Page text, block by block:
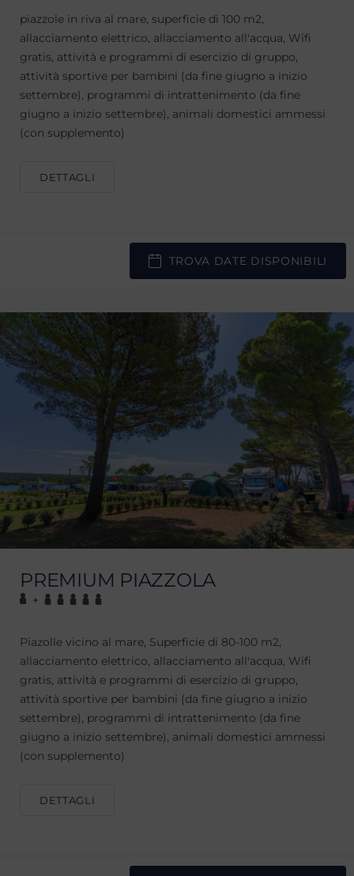
piazzole in riva al mare, superficie di 100 m2,
allacciamento elettrico, allacciamento all'acqua, Wifi
gratis, attività e programmi di esercizio di gruppo,
attività sportive per bambini (da fine giugno a inizio
settembre), programmi di intrattenimento (da fine
giugno a inizio settembre), animali domestici ammessi
(con supplemento)
DETTAGLI
TROVA DATE DISPONIBILI
PREMIUM PIAZZOLA
+
Piazolle vicino al mare, Superficie di 80-100 m2,
allacciamento elettrico, allacciamento all'acqua, Wifi
gratis, attività e programmi di esercizio di gruppo,
attività sportive per bambini (da fine giugno a inizio
settembre), programmi di intrattenimento (da fine
giugno a inizio settembre), animali domestici ammessi
(con supplemento)
DETTAGLI